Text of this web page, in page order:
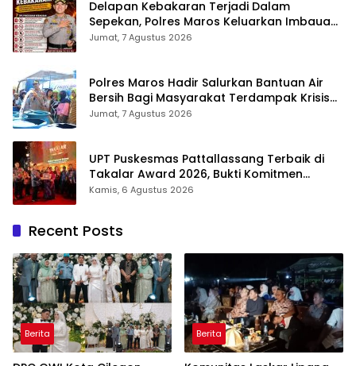
Delapan Kebakaran Terjadi Dalam
Sepekan, Polres Maros Keluarkan Imbauan
kepada Masyarakat
Jumat, 7 Agustus 2026
Polres Maros Hadir Salurkan Bantuan Air
Bersih Bagi Masyarakat Terdampak Krisis
Air Bersih Di Maros
Jumat, 7 Agustus 2026
UPT Puskesmas Pattallassang Terbaik di
Takalar Award 2026, Bukti Komitmen
Hadirkan Pelayanan Kesehatan Berkualitas
Kamis, 6 Agustus 2026
Recent Posts
Berita Berita